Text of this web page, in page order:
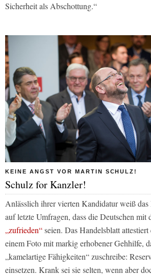
Sicherheit als Abschottung.“
KEINE ANGST VOR MARTIN SCHULZ!
Schulz for Kanzler!
Anlässlich ihrer vierten Kandidatur weiß das
auf letzte Umfragen, dass die Deutschen mit
„zufrieden“seien. DasHandelsblatt
einem Foto mit markig erhobener Gehhilfe,
„kamelartige Fähigkeiten“ zuschreibe:
einsetzen. Krank sei sie selten, wenn aber